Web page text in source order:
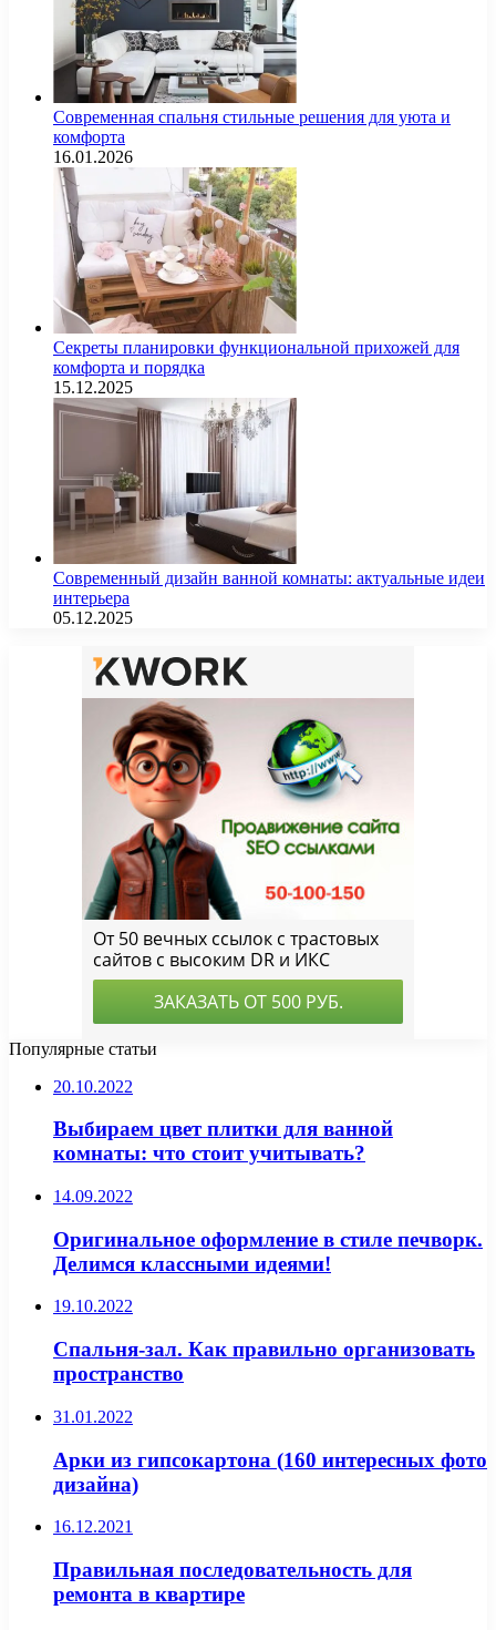
Современная спальня стильные решения для уюта и
комфорта
16.01.2026
Секреты планировки функциональной прихожей для
комфорта и порядка
15.12.2025
Современный дизайн ванной комнаты: актуальные идеи
интерьера
05.12.2025
Популярные статьи
20.10.2022
Выбираем цвет плитки для ванной
комнаты: что стоит учитывать?
14.09.2022
Оригинальное оформление в стиле печворк.
Делимся классными идеями!
19.10.2022
Спальня-зал. Как правильно организовать
пространство
31.01.2022
Арки из гипсокартона (160 интересных фото
дизайна)
16.12.2021
Правильная последовательность для
ремонта в квартире